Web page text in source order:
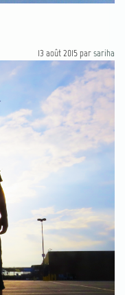
13 août 2015parsariha